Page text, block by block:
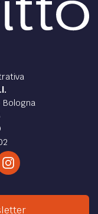
Bologna